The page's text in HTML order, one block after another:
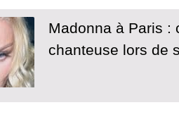
Madonna à Paris :
chanteuse lors de